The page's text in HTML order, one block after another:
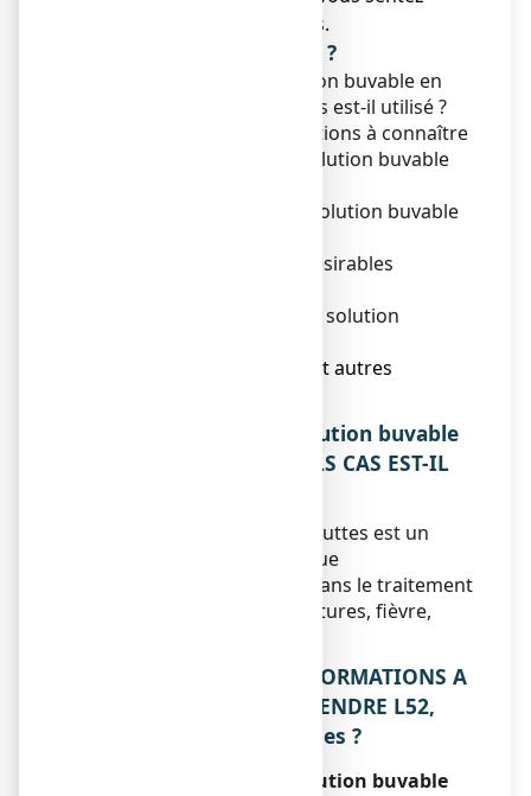
moins bien après 3 jours.
Que contient cette notice ?
1. Qu'est-ce que L52, solution buvable en
gouttes et dans quels cas est-il utilisé ?
2. Quelles sont les informations à connaître
avant de prendre L52, solution buvable
3. Comment prendre L52, solution buvable
4. Quels sont les effets indésirables
5. Comment conserver L52, solution
6. Contenu de l’emballage et autres
1. QU’EST-CE QUE L52, solution buvable
en gouttes ET DANS QUELS CAS EST-IL
L52, solution buvable en gouttes est un
médicament homéopathique
traditionnellement utilisé dans le traitement
des états grippaux (courbatures, fièvre,
2. QUELLES SONT LES INFORMATIONS A
CONNAITRE AVANT DE PRENDRE L52,
solution buvable en gouttes ?
Ne prenez jamais L52, solution buvable